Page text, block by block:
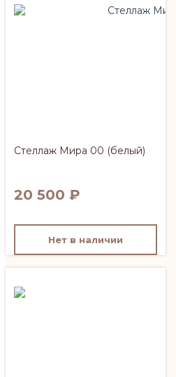
Стеллаж Мира 00 (белый)
20 500 ₽
Нет в наличии